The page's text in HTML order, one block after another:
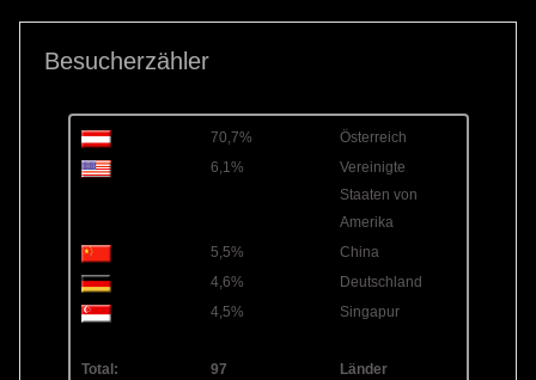
Besucherzähler
70,7%
Österreich
6,1%
Vereinigte
Staaten von
Amerika
5,5%
China
4,6%
Deutschland
4,5%
Singapur
Total: 97 Länder